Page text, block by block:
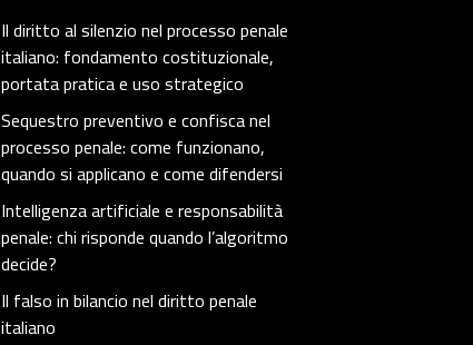
Il diritto al silenzio nel processo penale
italiano: fondamento costituzionale,
portata pratica e uso strategico
Sequestro preventivo e confisca nel
processo penale: come funzionano,
quando si applicano e come difendersi
Intelligenza artificiale e responsabilità
penale: chi risponde quando l’algoritmo
decide?
Il falso in bilancio nel diritto penale
italiano